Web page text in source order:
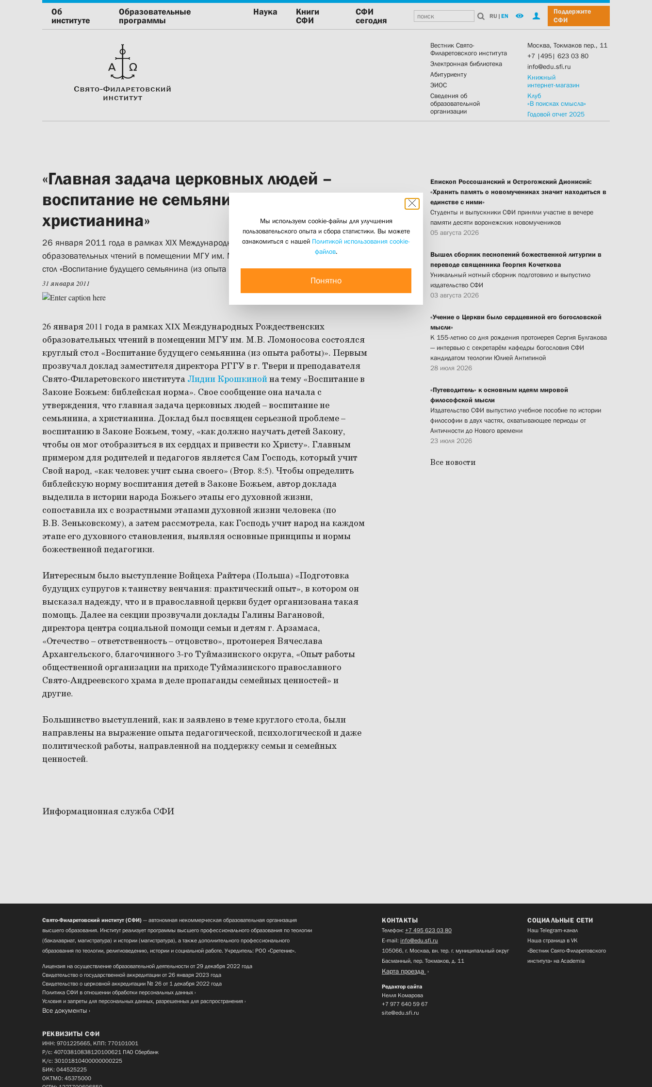
Об
институте
Образовательные
программы
Наука
Книги
СФИ
СФИ
сегодня
RU | EN
Поддержите
СФИ
Вестник Свято-
Филаретовского института
Электронная библиотека
Абитуриенту
ЭИОС
Сведения об
образовательной
организации
Москва, Токмаков пер., 11
+7 |495| 623 03 80
info@edu.sfi.ru
Книжный
интернет-магазин
Клуб
«В поисках смысла»
Годовой отчет 2025
«Главная задача церковных людей –
воспитание не семьянина, а
христианина»
26 января 2011 года в рамках XIX Международных Рождественских
образовательных чтений в помещении МГУ им. М.В. Ломоносова состоялся круглый
стол «Воспитание будущего семьянина (из опыта работы)»
31 января 2011
26 января 2011 года в рамках XIX Международных Рождественских
образовательных чтений в помещении МГУ им. М.В. Ломоносова состоялся
круглый стол «Воспитание будущего семьянина (из опыта работы)». Первым
прозвучал доклад заместителя директора РГГУ в г. Твери и преподавателя
Свято-Филаретовского института Лидии Крошкинойна тему «Воспитание в
Законе Божьем: библейская норма». Свое сообщение она начала с
утверждения, что главная задача церковных людей – воспитание не
семьянина, а христианина. Доклад был посвящен серьезной проблеме –
воспитанию в Законе Божьем, тому, «как должно научать детей Закону,
чтобы он мог отобразиться в их сердцах и привести ко Христу». Главным
примером для родителей и педагогов является Сам Господь, который учит
Свой народ, «как человек учит сына своего» (Втор. 8:5). Чтобы определить
библейскую норму воспитания детей в Законе Божьем, автор доклада
выделила в истории народа Божьего этапы его духовной жизни,
сопоставила их с возрастными этапами духовной жизни человека (по
В.В. Зеньковскому), а затем рассмотрела, как Господь учит народ на каждом
этапе его духовного становления, выявляя основные принципы и нормы
божественной педагогики.
Интересным было выступление Войцеха Райтера (Польша) «Подготовка
будущих супругов к таинству венчания: практический опыт», в котором он
высказал надежду, что и в православной церкви будет организована такая
помощь. Далее на секции прозвучали доклады Галины Вагановой,
директора центра социальной помощи семьи и детям г. Арзамаса,
«Отечество – ответственность – отцовство», протоиерея Вячеслава
Архангельского, благочинного 3-го Туймазинского округа, «Опыт работы
общественной организации на приходе Туймазинского православного
Свято-Андреевского храма в деле пропаганды семейных ценностей» и
другие.
Большинство выступлений, как и заявлено в теме круглого стола, были
направлены на выражение опыта педагогической, психологической и даже
политической работы, направленной на поддержку семьи и семейных
ценностей.
Информационная служба СФИ
Епископ Россошанский и Острогожский Дионисий:
«Хранить память о новомучениках значит находиться в
единстве с ними»
Студенты и выпускники СФИ приняли участие в вечере
памяти десяти воронежских новомучеников
05 августа 2026
Вышел сборник песнопений божественной литургии в
переводе священника Георгия Кочеткова
Уникальный нотный сборник подготовило и выпустило
издательство СФИ
03 августа 2026
«Учение о Церкви было сердцевиной его богословской
мысли»
К 155-летию со дня рождения протоиерея Сергия Булгакова
— интервью с секретарём кафедры богословия СФИ
кандидатом теологии Юлией Антипиной
28 июля 2026
«Путеводитель» к основным идеям мировой
философской мысли
Издательство СФИ выпустило учебное пособие по истории
философии в двух частях, охватывающее периоды от
Античности до Нового времени
23 июля 2026
Все новости
Мы используем cookie-файлы для улучшения
пользовательского опыта и сбора статистики. Вы можете
ознакомиться с нашей Политикой использования cookie-
файлов.
Понятно
Свято-Филаретовский институт (СФИ) — автономная некоммерческая образовательная организация
высшего образования. Институт реализует программы высшего профессионального образования по теологии
(бакалавриат, магистратура) и истории (магистратура), а также дополнительного профессионального
образования по теологии, религиоведению, истории и социальной работе. Учредитель: РОО «Сретение».
Лицензия на осуществление образовательной деятельности от 29 декабря 2022 года
Свидетельство о государственной аккредитации от 26 января 2023 года
Свидетельство о церковной аккредитации № 26 от 1 декабря 2022 года
Политика СФИ в отношении обработки персональных данных
Условия и запреты для персональных данных, разрешенных для распространения
Все документы
КОНТАКТЫ
Телефон: +7 495 623 03 80
E-mail: info@edu.sfi.ru
105066, г. Москва, вн. тер. г. муниципальный округ
Басманный, пер. Токмаков, д. 11
Карта проезда
Редактор сайта
Нелля Комарова
+7 977 640 59 67
site@edu.sfi.ru
СОЦИАЛЬНЫЕ СЕТИ
Наш Telegram-канал
Наша страница в VK
«Вестник Свято-Филаретовского
института» на Academia
РЕКВИЗИТЫ СФИ
ИНН: 9701225665, КПП: 770101001
Р/с: 40703810838120100621 ПАО Сбербанк
К/с: 30101810400000000225
БИК: 044525225
ОКТМО: 45375000